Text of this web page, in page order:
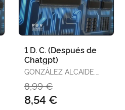
1 D. C. (Después de
Chatgpt)
GONZÁLEZ ALCAIDE,
8,99 €
8,54 €